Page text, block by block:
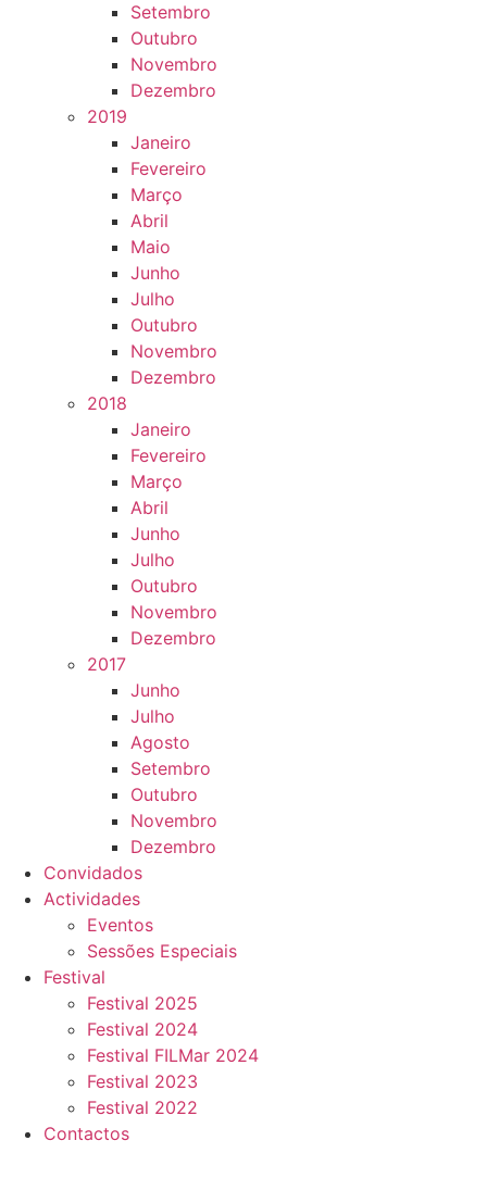
Setembro
Outubro
Novembro
Dezembro
2019
Janeiro
Fevereiro
Março
Abril
Maio
Junho
Julho
Outubro
Novembro
Dezembro
2018
Janeiro
Fevereiro
Março
Abril
Junho
Julho
Outubro
Novembro
Dezembro
2017
Junho
Julho
Agosto
Setembro
Outubro
Novembro
Dezembro
Convidados
Actividades
Eventos
Sessões Especiais
Festival
Festival 2025
Festival 2024
Festival FILMar 2024
Festival 2023
Festival 2022
Contactos